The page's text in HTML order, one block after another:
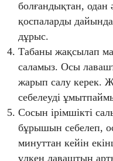
болғандықтан, одан
қоспаларды
дұрыс.
Табаны жақсылап
саламыз. Осы
жарып салу керек.
себелеуді
Сосын ірімшікті
бұрышын себелеп,
минуттан кейін
үлкен лаваштың